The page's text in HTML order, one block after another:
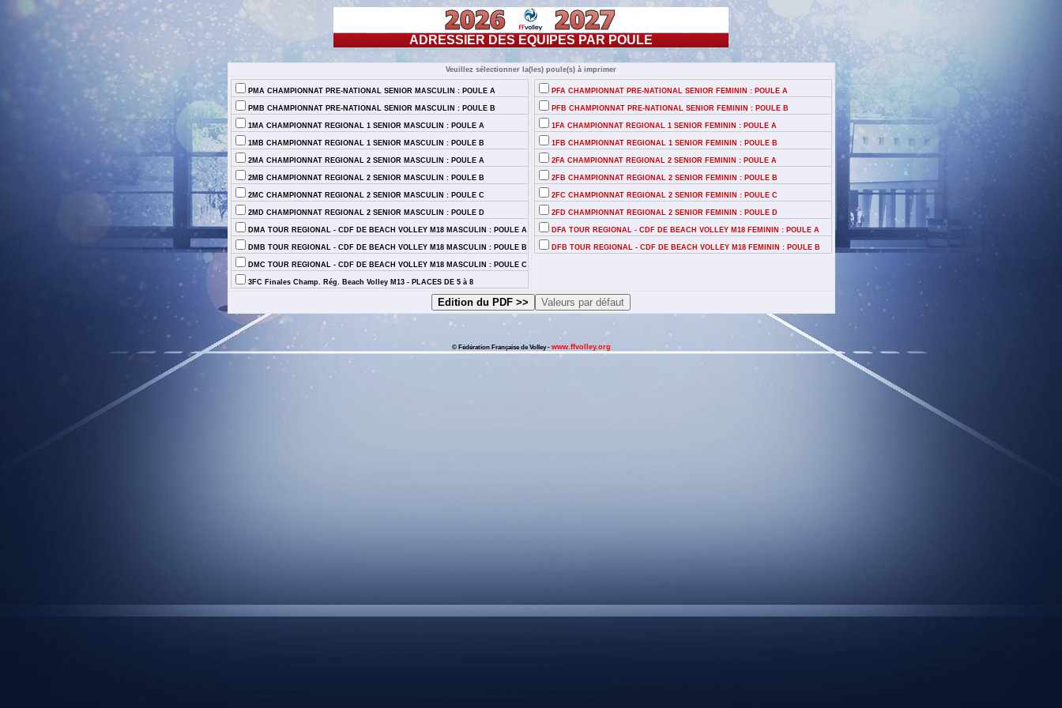
ADRESSIER DES EQUIPES PAR POULE
Veuillez sélectionner la(les) poule(s) à imprimer
PMA CHAMPIONNAT PRE-NATIONAL SENIOR MASCULIN : POULE A
PMB CHAMPIONNAT PRE-NATIONAL SENIOR MASCULIN : POULE B
1MA CHAMPIONNAT REGIONAL 1 SENIOR MASCULIN : POULE A
1MB CHAMPIONNAT REGIONAL 1 SENIOR MASCULIN : POULE B
2MA CHAMPIONNAT REGIONAL 2 SENIOR MASCULIN : POULE A
2MB CHAMPIONNAT REGIONAL 2 SENIOR MASCULIN : POULE B
2MC CHAMPIONNAT REGIONAL 2 SENIOR MASCULIN : POULE C
2MD CHAMPIONNAT REGIONAL 2 SENIOR MASCULIN : POULE D
DMA TOUR REGIONAL - CDF DE BEACH VOLLEY M18 MASCULIN : POULE A
DMB TOUR REGIONAL - CDF DE BEACH VOLLEY M18 MASCULIN : POULE B
DMC TOUR REGIONAL - CDF DE BEACH VOLLEY M18 MASCULIN : POULE C
3FC Finales Champ. Rég. Beach Volley M13 - PLACES DE 5 à 8
PFA CHAMPIONNAT PRE-NATIONAL SENIOR FEMININ : POULE A
PFB CHAMPIONNAT PRE-NATIONAL SENIOR FEMININ : POULE B
1FA CHAMPIONNAT REGIONAL 1 SENIOR FEMININ : POULE A
1FB CHAMPIONNAT REGIONAL 1 SENIOR FEMININ : POULE B
2FA CHAMPIONNAT REGIONAL 2 SENIOR FEMININ : POULE A
2FB CHAMPIONNAT REGIONAL 2 SENIOR FEMININ : POULE B
2FC CHAMPIONNAT REGIONAL 2 SENIOR FEMININ : POULE C
2FD CHAMPIONNAT REGIONAL 2 SENIOR FEMININ : POULE D
DFA TOUR REGIONAL - CDF DE BEACH VOLLEY M18 FEMININ : POULE A
DFB TOUR REGIONAL - CDF DE BEACH VOLLEY M18 FEMININ : POULE B
© Fédération Française de Volley - www.ffvolley.org